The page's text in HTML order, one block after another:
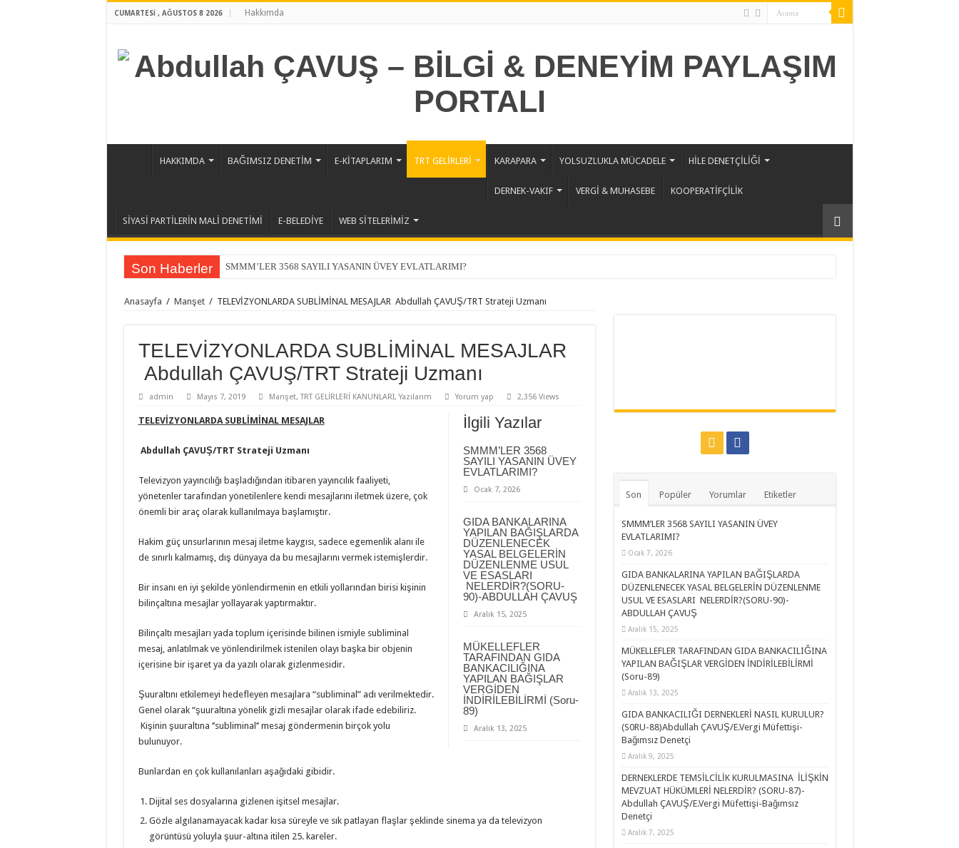
CUMARTESI , AĞUSTOS 8 2026 Hakkımda
HAKKIMDA BAĞIMSIZ DENETİM E-KİTAPLARIM TRT GELİRLERİ KARAPARA YOLSUZLUKLA MÜCADELE HİLE DENETÇİLİĞİ
DERNEK-VAKIF VERGİ & MUHASEBE KOOPERATİFÇİLİK
SİYASİ PARTİLERİN MALİ DENETİMİ E-BELEDİYE WEB SİTELERİMİZ
Son Haberler SMMM’LER 3568 SAYILI YASANIN ÜVEY EVLATLARIMI?
Anasayfa / Manşet / TELEVİZYONLARDA SUBLİMİNAL MESAJLAR Abdullah ÇAVUŞ/TRT Strateji Uzmanı
TELEVİZYONLARDA SUBLİMİNAL MESAJLAR
Abdullah ÇAVUŞ/TRT Strateji Uzmanı
admin Mayıs 7, 2019 Manşet,TRT GELİRLERİ KANUNLARI,Yazılarım Yorum yap 2,356 Views
İlgili Yazılar
SMMM’LER 3568
SAYILI YASANIN ÜVEY
EVLATLARIMI?
Ocak 7, 2026
GIDA BANKALARINA
YAPILAN BAĞIŞLARDA
DÜZENLENECEK
YASAL BELGELERİN
DÜZENLENME USUL
VE ESASLARI
NELERDİR?(SORU-
90)-ABDULLAH ÇAVUŞ
Aralık 15, 2025
MÜKELLEFLER
TARAFINDAN GIDA
BANKACILIĞINA
YAPILAN BAĞIŞLAR
VERGİDEN
İNDİRİLEBİLİRMİ (Soru-
89)
Aralık 13, 2025
TELEVİZYONLARDA SUBLİMİNAL MESAJLAR
Abdullah ÇAVUŞ/TRT Strateji Uzmanı
Televizyon yayıncılığı başladığından itibaren yayıncılık faaliyeti,
yönetenler tarafından yönetilenlere kendi mesajlarını iletmek üzere, çok
önemli bir araç olarak kullanılmaya başlamıştır.
Hakim güç unsurlarının mesaj iletme kaygısı, sadece egemenlik alanı ile
de sınırlı kalmamış, dış dünyaya da bu mesajlarını vermek istemişlerdir.
Bir insanı en iyi şekilde yönlendirmenin en etkili yollarından birisi kişinin
bilinçaltına mesajlar yollayarak yaptırmaktır.
Bilinçaltı mesajları yada toplum içerisinde bilinen ismiyle subliminal
mesaj, anlatılmak ve yönlendirilmek istenilen olayı başka bir objenin
içerisine bir işaret ya da yazılı olarak gizlenmesidir.
Şuuraltını etkilemeyi hedefleyen mesajlara “subliminal” adı verilmektedir.
Genel olarak “şuuraltına yönelik gizli mesajlar olarak ifade edebiliriz.
Kişinin şuuraltına ‘’subliminal’’ mesaj göndermenin birçok yolu
bulunuyor.
Bunlardan en çok kullanılanları aşağıdaki gibidir.
Dijital ses dosyalarına gizlenen işitsel mesajlar.
Gözle algılanamayacak kadar kısa süreyle ve sık patlayan flaşlar şeklinde sinema ya da televizyon
görüntüsü yoluyla şuur-altına itilen 25. kareler.
Son Popüler Yorumlar Etiketler
SMMM’LER 3568 SAYILI YASANIN ÜVEY
EVLATLARIMI?
Ocak 7, 2026
GIDA BANKALARINA YAPILAN BAĞIŞLARDA
DÜZENLENECEK YASAL BELGELERİN DÜZENLENME
USUL VE ESASLARI NELERDİR?(SORU-90)-
ABDULLAH ÇAVUŞ
Aralık 15, 2025
MÜKELLEFLER TARAFINDAN GIDA BANKACILIĞINA
YAPILAN BAĞIŞLAR VERGİDEN İNDİRİLEBİLİRMİ
(Soru-89)
Aralık 13, 2025
GIDA BANKACILIĞI DERNEKLERİ NASIL KURULUR?
(S0RU-88)Abdullah ÇAVUŞ/E.Vergi Müfettişi-
Bağımsız Denetçi
Aralık 9, 2025
DERNEKLERDE TEMSİLCİLİK KURULMASINA İLİŞKİN
MEVZUAT HÜKÜMLERİ NELERDİR? (SORU-87)-
Abdullah ÇAVUŞ/E.Vergi Müfettişi-Bağımsız
Denetçi
Aralık 7, 2025